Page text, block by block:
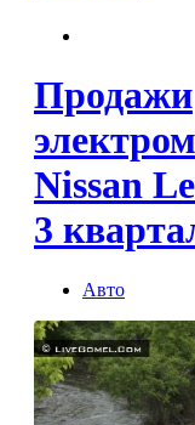
Продажи
Nissan
3
Авто